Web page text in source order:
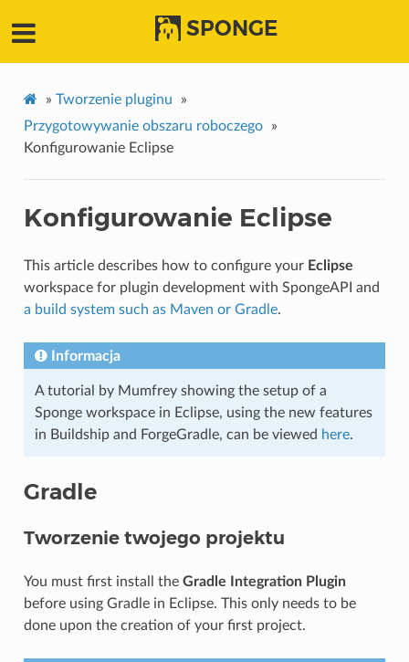
SPONGE
» Tworzenie pluginu
»
Przygotowywanie obszaru roboczego
»
Konfigurowanie Eclipse
Konfigurowanie Eclipse
This article describes how to configure your Eclipse
workspace for plugin development with SpongeAPI and
a build system such as Maven or Gradle.
Informacja
A tutorial by Mumfrey showing the setup of a
Sponge workspace in Eclipse, using the new features
in Buildship and ForgeGradle, can be viewed here.
Gradle
Tworzenie twojego projektu
You must first install the Gradle Integration Plugin
before using Gradle in Eclipse. This only needs to be
done upon the creation of your first project.